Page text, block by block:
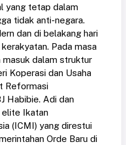
yang tetap dalam
tidak anti-negara.
dan di belakang hari
Pada masa
masuk dalam struktur
Koperasi dan Usaha
Reformasi
Habibie. Adi dan
elite Ikatan
(ICMI) yang direstui
Orde Baru di